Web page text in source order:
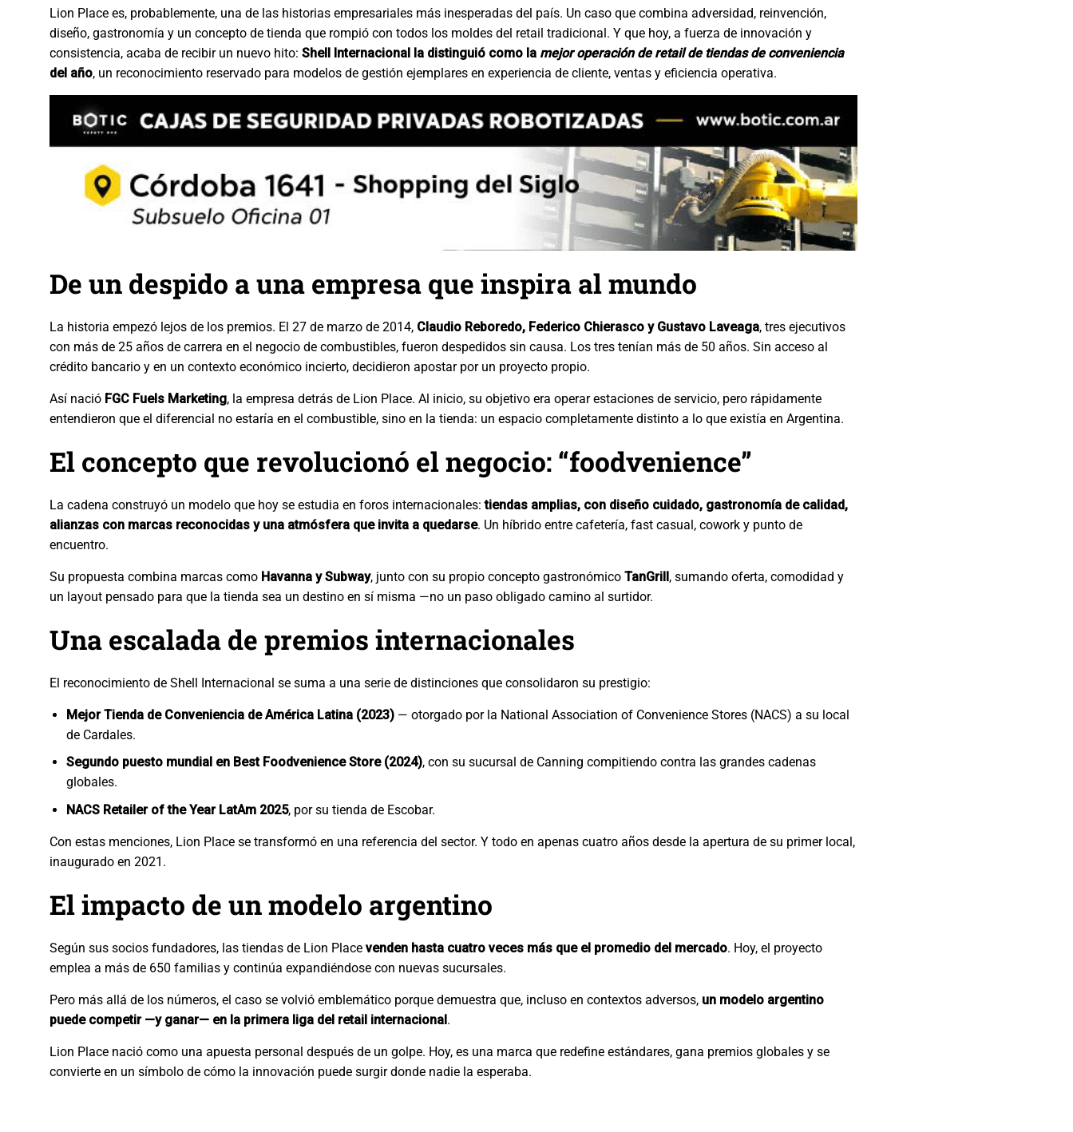
Lion Place es, probablemente, una de las historias empresariales más inesperadas del país. Un caso que combina adversidad, reinvención,
diseño, gastronomía y un concepto de tienda que rompió con todos los moldes del retail tradicional. Y que hoy, a fuerza de innovación y
consistencia, acaba de recibir un nuevo hito: Shell Internacional la distinguió como la mejor operación de retail de tiendas de conveniencia
del año, un reconocimiento reservado para modelos de gestión ejemplares en experiencia de cliente, ventas y eficiencia operativa.
De un despido a una empresa que inspira al mundo
La historia empezó lejos de los premios. El 27 de marzo de 2014, Claudio Reboredo, Federico Chierasco y Gustavo Laveaga, tres ejecutivos
con más de 25 años de carrera en el negocio de combustibles, fueron despedidos sin causa. Los tres tenían más de 50 años. Sin acceso al
crédito bancario y en un contexto económico incierto, decidieron apostar por un proyecto propio.
Así nació FGC Fuels Marketing, la empresa detrás de Lion Place. Al inicio, su objetivo era operar estaciones de servicio, pero rápidamente
entendieron que el diferencial no estaría en el combustible, sino en la tienda: un espacio completamente distinto a lo que existía en Argentina.
El concepto que revolucionó el negocio: “foodvenience”
La cadena construyó un modelo que hoy se estudia en foros internacionales:tiendas amplias, con diseño cuidado, gastronomía de calidad,
alianzas con marcas reconocidas y una atmósfera que invita a quedarse. Un híbrido entre cafetería, fast casual, cowork y punto de
encuentro.
Su propuesta combina marcas como Havanna y Subway, junto con su propio concepto gastronómico TanGrill, sumando oferta, comodidad y
un layout pensado para que la tienda sea un destino en sí misma —no un paso obligado camino al surtidor.
Una escalada de premios internacionales
El reconocimiento de Shell Internacional se suma a una serie de distinciones que consolidaron su prestigio:
Mejor Tienda de Conveniencia de América Latina (2023)— otorgado por la National Association of Convenience Stores (NACS) a su local
de Cardales.
Segundo puesto mundial en Best Foodvenience Store (2024), con su sucursal de Canning compitiendo contra las grandes cadenas
globales.
NACS Retailer of the Year LatAm 2025, por su tienda de Escobar.
Con estas menciones, Lion Place se transformó en una referencia del sector. Y todo en apenas cuatro años desde la apertura de su primer local,
inaugurado en 2021.
El impacto de un modelo argentino
Según sus socios fundadores, las tiendas de Lion Place venden hasta cuatro veces más que el promedio del mercado. Hoy, el proyecto
emplea a más de 650 familias y continúa expandiéndose con nuevas sucursales.
Pero más allá de los números, el caso se volvió emblemático porque demuestra que, incluso en contextos adversos, un modelo argentino
puede competir —y ganar— en la primera liga del retail internacional.
Lion Place nació como una apuesta personal después de un golpe. Hoy, es una marca que redefine estándares, gana premios globales y se
convierte en un símbolo de cómo la innovación puede surgir donde nadie la esperaba.